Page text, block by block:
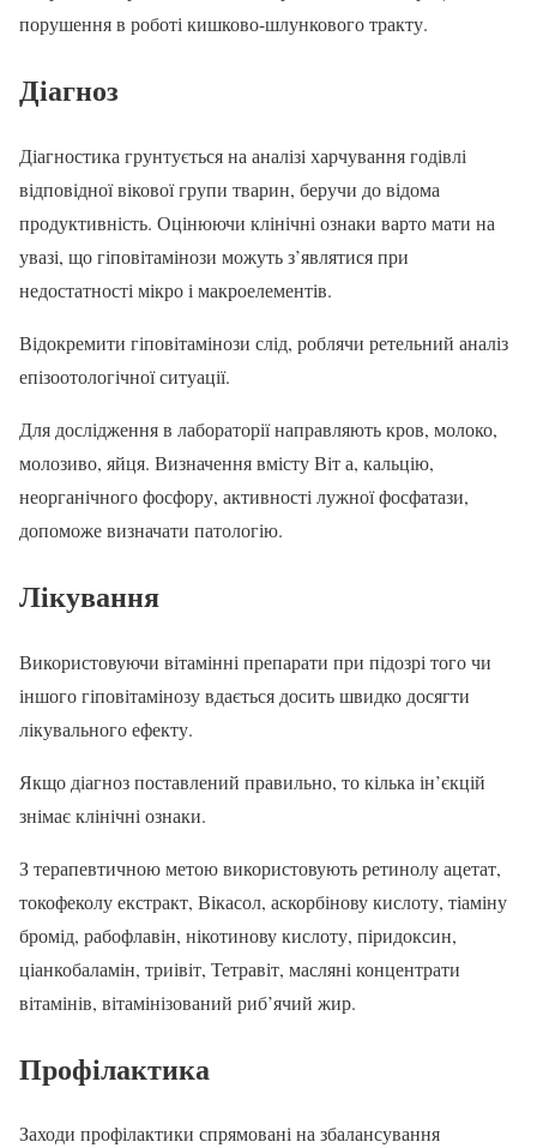
порушення в роботі кишково-шлункового тракту.
Діагноз
Діагностика грунтується на аналізі харчування годівлі
відповідної вікової групи тварин, беручи до відома
продуктивність. Оцінюючи клінічні ознаки варто мати на
увазі, що гіповітамінози можуть з’являтися при
недостатності мікро і макроелементів.
Відокремити гіповітамінози слід, роблячи ретельний аналіз
епізоотологічної ситуації.
Для дослідження в лабораторії направляють кров, молоко,
молозиво, яйця. Визначення вмісту Віт а, кальцію,
неорганічного фосфору, активності лужної фосфатази,
допоможе визначати патологію.
Лікування
Використовуючи вітамінні препарати при підозрі того чи
іншого гіповітамінозу вдається досить швидко досягти
лікувального ефекту.
Якщо діагноз поставлений правильно, то кілька ін’єкцій
знімає клінічні ознаки.
З терапевтичною метою використовують ретинолу ацетат,
токофеколу екстракт, Вікасол, аскорбінову кислоту, тіаміну
бромід, рабофлавін, нікотинову кислоту, піридоксин,
ціанкобаламін, триівіт, Тетравіт, масляні концентрати
вітамінів, вітамінізований риб’ячий жир.
Профілактика
Заходи профілактики спрямовані на збалансування